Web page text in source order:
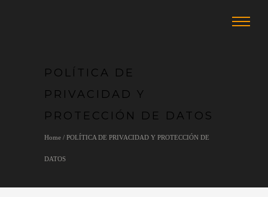
POLÍTICA DE
PRIVACIDAD Y
PROTECCIÓN DE DATOS
Home / POLÍTICA DE PRIVACIDAD Y PROTECCIÓN DE
DATOS